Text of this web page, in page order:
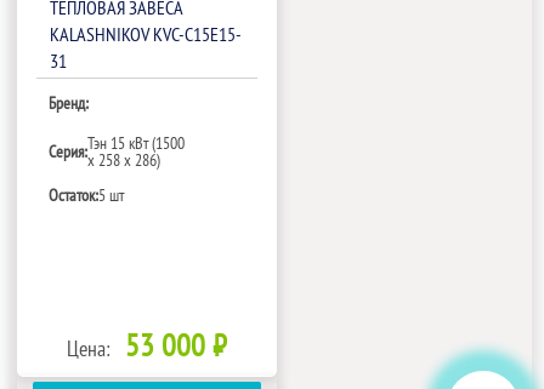
ТЕПЛОВАЯ ЗАВЕСА
KALASHNIKOV KVС-C15E15-
31
Бренд:
Серия:Тэн 15 кВт (1500
х 258 х 286)
Остаток:5 шт
Цена: 53 000 ₽